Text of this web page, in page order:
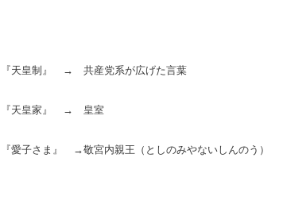
『天皇制』 → 共産党系が広げた言葉
『天皇家』 → 皇室
『愛子さま』 →敬宮内親王（としのみやないしんのう）